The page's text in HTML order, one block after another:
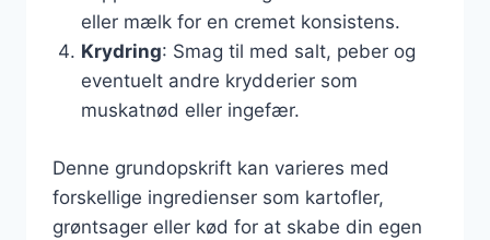
eller mælk for en cremet konsistens.
Krydring: Smag til med salt, peber og
eventuelt andre krydderier som
muskatnød eller ingefær.
Denne grundopskrift kan varieres med
forskellige ingredienser som kartofler,
grøntsager eller kød for at skabe din egen